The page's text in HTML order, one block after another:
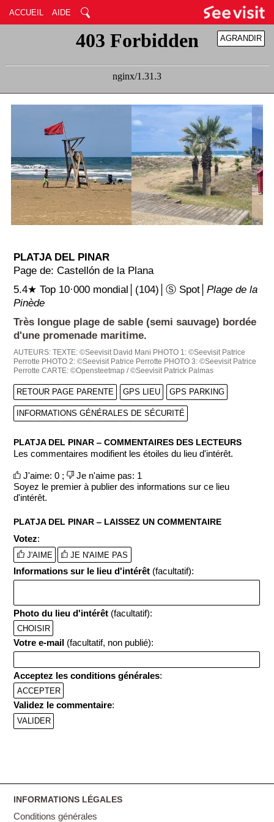
ACCUEIL AIDE
RÉDUIRE
AGRANDIR
PLATJA DEL PINAR
Page de: Castellón de la Plana
5.4★ Top 10·000 mondial│(104)│Ⓢ Spot│Plage de la
Pinède
Très longue plage de sable (semi sauvage) bordée
d'une promenade maritime.
AUTEURS:TEXTE: ©Seevisit David Mani PHOTO 1: ©Seevisit Patrice
Perrotte PHOTO 2: ©Seevisit Patrice Perrotte PHOTO 3: ©Seevisit Patrice
Perrotte CARTE: ©Opensteetmap / ©Seevisit Patrick Palmas
RETOUR PAGE PARENTE GPS LIEU GPS PARKING
INFORMATIONS GÉNÉRALES DE SÉCURITÉ
PLATJA DEL PINAR ‒ COMMENTAIRES DES LECTEURS
Les commentaires modifient les étoiles du lieu d'intérêt.
J'aime: 0 ;
Je n'aime pas: 1
Soyez le premier à publier des informations sur ce lieu
d'intérêt.
PLATJA DEL PINAR ‒ LAISSEZ UN COMMENTAIRE
Votez:
J'AIME JE N'AIME PAS
Informations sur le lieu d'intérêt (facultatif):
Photo du lieu d'intérêt (facultatif):
CHOISIR
Votre e-mail (facultatif, non publié):
Acceptez les conditions générales:
ACCEPTER
Validez le commentaire:
INFORMATIONS LÉGALES
Conditions générales